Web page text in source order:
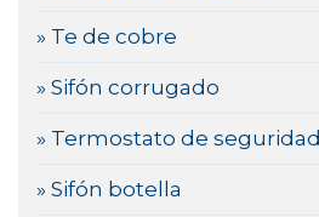
» Te de cobre
» Sifón corrugado
» Termostato de seguridad
» Sifón botella